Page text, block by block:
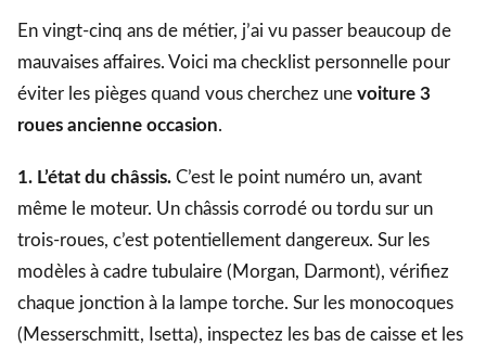
En vingt-cinq ans de métier, j’ai vu passer beaucoup de
mauvaises affaires. Voici ma checklist personnelle pour
éviter les pièges quand vous cherchez une voiture 3
roues ancienne occasion.
1. L’état du châssis. C’est le point numéro un, avant
même le moteur. Un châssis corrodé ou tordu sur un
trois-roues, c’est potentiellement dangereux. Sur les
modèles à cadre tubulaire (Morgan, Darmont), vérifiez
chaque jonction à la lampe torche. Sur les monocoques
(Messerschmitt, Isetta), inspectez les bas de caisse et les